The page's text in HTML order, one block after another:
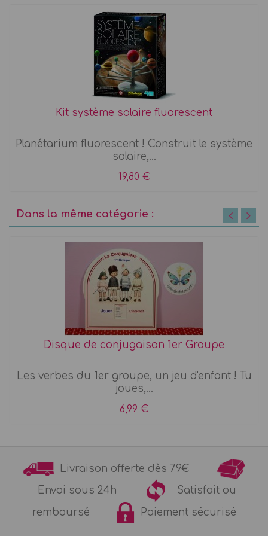
Kit système solaire fluorescent
Planétarium fluorescent ! Construit le système
solaire,...
19,80 €
Dans la même catégorie :
Disque de conjugaison 1er Groupe
Les verbes du 1er groupe, un jeu d'enfant ! Tu
joues,...
6,99 €
Livraison offerte dès 79€
Envoi sous 24h
Satisfait ou
remboursé
Paiement sécurisé